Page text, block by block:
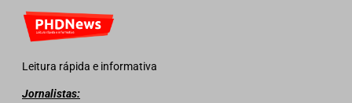
Leitura rápida e informativa
Jornalistas: